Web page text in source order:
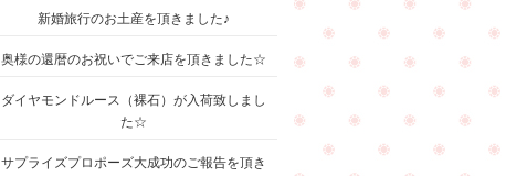
新婚旅行のお土産を頂きました♪
奥様の還暦のお祝いでご来店を頂きました☆
ダイヤモンドルース（裸石）が入荷致しまし
た☆
サプライズプロポーズ大成功のご報告を頂き